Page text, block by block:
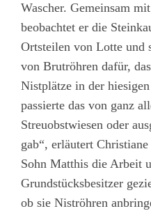
Wascher. Gemeinsam
beobachtet er die
Ortsteilen von Lotte und
von Brutröhren dafür,
Nistplätze in der
passierte das von ganz
Streuobstwiesen oder
gab“, erläutert
Sohn Matthis die Arbeit
Grundstücksbesitzer
ob sie Niströhren